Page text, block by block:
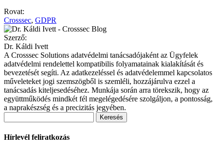
Rovat:
Crosssec, GDPR
Szerző:
Dr. Káldi Ivett
A Crosssec Solutions adatvédelmi tanácsadójaként az Ügyfelek
adatvédelmi rendelettel kompatibilis folyamatainak kialakítását és
bevezetését segíti. Az adatkezeléssel és adatvédelemmel kapcsolatos
műveleteket jogi szemszögből is szemléli, hozzájárulva ezzel a
tanácsadás kiteljesedéséhez. Munkája során arra törekszik, hogy az
együttműködés mindkét fél megelégedésére szolgáljon, a pontosság,
a naprakészség és a precizitás jegyében.
Hírlevél feliratkozás